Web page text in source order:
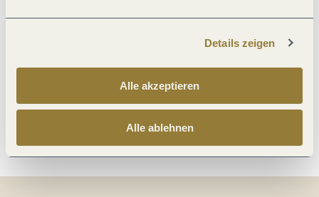
Details zeigen
Alle akzeptieren
Alle ablehnen